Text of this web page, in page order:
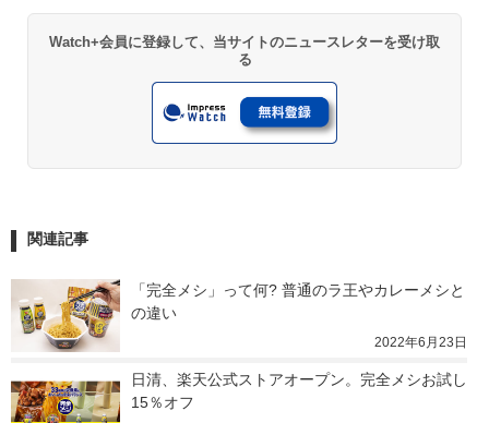
Watch+会員に登録して、当サイトのニュースレターを受け取
る
関連記事
「完全メシ」って何? 普通のラ王やカレーメシと
の違い
2022年6月23日
日清、楽天公式ストアオープン。完全メシお試し
15％オフ